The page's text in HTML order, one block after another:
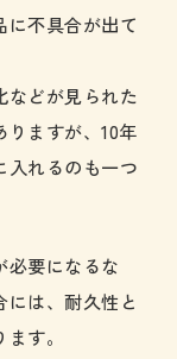
不具合が出て
などが見られた
ますが、10年
入れるのも一つ
必要になるな
は、耐久性と
す。